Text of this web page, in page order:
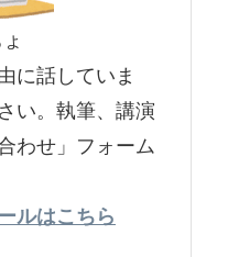
に話していま
い。執筆、講演
わせ」フォーム
ルはこちら